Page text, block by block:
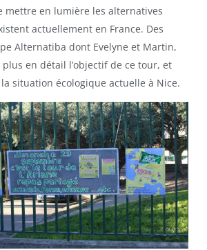
mettre en lumière les alternatives
actuellement en France. Des
Alternatiba dont Evelyne et Martin,
en détail l’objectif de ce tour, et
situation écologique actuelle à Nice.